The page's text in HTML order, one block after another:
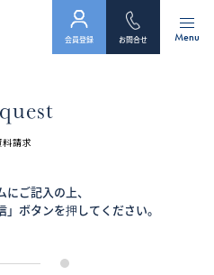
Menu
お問合せ
会員登録
料請求
ご記入の上、
」ボタンを押してください。